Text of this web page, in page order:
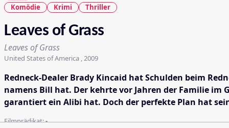
Komödie
Krimi Thriller
Leaves of Grass
Leaves of Grass
United States of America , 2009
Redneck-Dealer Brady Kincaid hat Schulden beim
namens Bill hat. Der kehrte vor Jahren der Familie
garantiert ein Alibi hat. Doch der perfekte Plan hat
Filmprädikat:-